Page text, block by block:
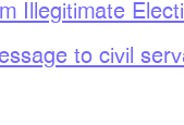
Illegitimate
to civil